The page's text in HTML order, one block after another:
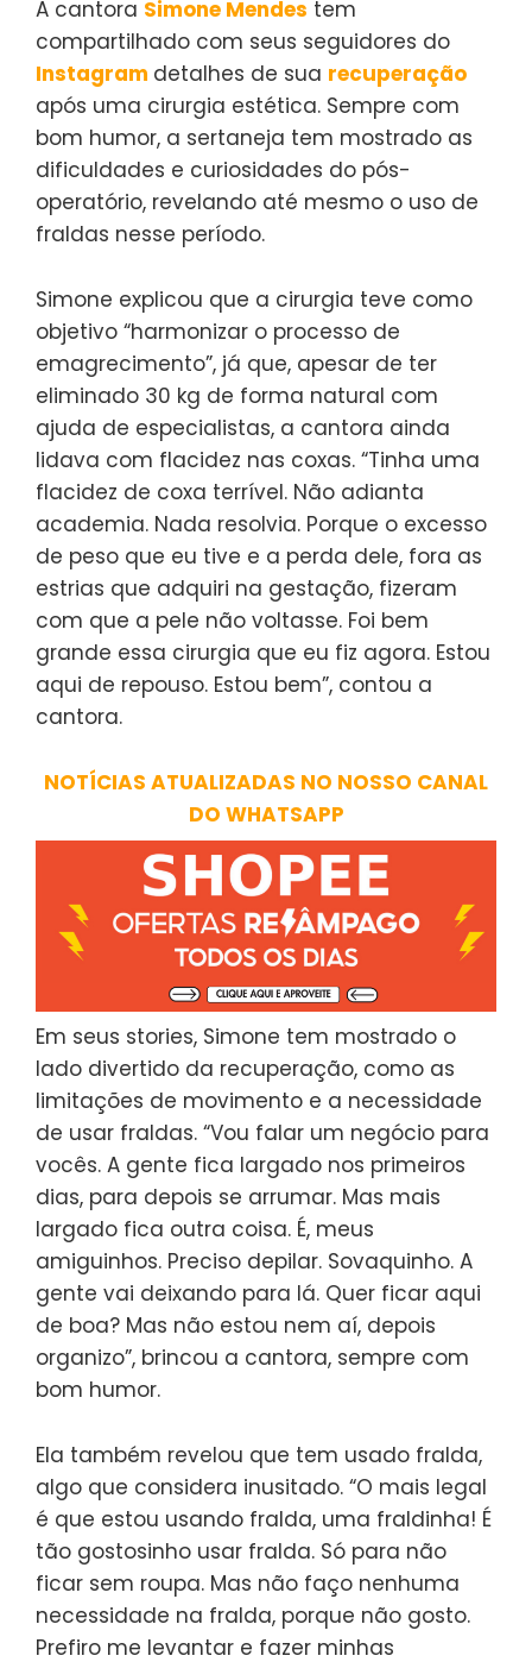
A cantora Simone Mendes tem
compartilhado com seus seguidores do
Instagram detalhes de sua recuperação
após uma cirurgia estética. Sempre com
bom humor, a sertaneja tem mostrado as
dificuldades e curiosidades do pós-
operatório, revelando até mesmo o uso de
fraldas nesse período.
Simone explicou que a cirurgia teve como
objetivo “harmonizar o processo de
emagrecimento”, já que, apesar de ter
eliminado 30 kg de forma natural com
ajuda de especialistas, a cantora ainda
lidava com flacidez nas coxas. “Tinha uma
flacidez de coxa terrível. Não adianta
academia. Nada resolvia. Porque o excesso
de peso que eu tive e a perda dele, fora as
estrias que adquiri na gestação, fizeram
com que a pele não voltasse. Foi bem
grande essa cirurgia que eu fiz agora. Estou
aqui de repouso. Estou bem”, contou a
cantora.
NOTÍCIAS ATUALIZADAS NO NOSSO CANAL
DO WHATSAPP
Em seus stories, Simone tem mostrado o
lado divertido da recuperação, como as
limitações de movimento e a necessidade
de usar fraldas. “Vou falar um negócio para
vocês. A gente fica largado nos primeiros
dias, para depois se arrumar. Mas mais
largado fica outra coisa. É, meus
amiguinhos. Preciso depilar. Sovaquinho. A
gente vai deixando para lá. Quer ficar aqui
de boa? Mas não estou nem aí, depois
organizo”, brincou a cantora, sempre com
bom humor.
Ela também revelou que tem usado fralda,
algo que considera inusitado. “O mais legal
é que estou usando fralda, uma fraldinha! É
tão gostosinho usar fralda. Só para não
ficar sem roupa. Mas não faço nenhuma
necessidade na fralda, porque não gosto.
Prefiro me levantar e fazer minhas